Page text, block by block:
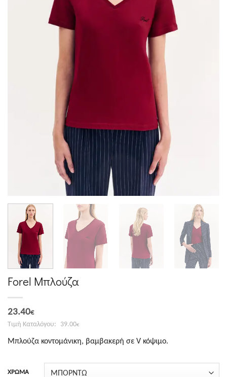
Forel Μπλούζα
39.00€
Original
price
was:
39.00€.
23.40€
Η
τρέχουσα
τιμή
είναι:
Μπλούζα κοντομάνικη, βαμβακερή σε V κόψιμο.
ΧΡΩΜΑ